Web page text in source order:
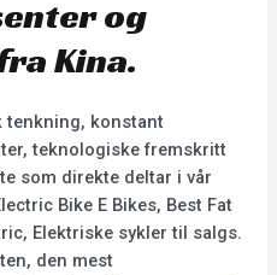
og
Kina.
tenkning, konstant
teknologiske fremskritt
som direkte deltar i vår
Bike E Bikes, Best Fat
Elektriske sykler til salgs.
den mest